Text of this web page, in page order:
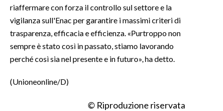
riaffermare con forza il controllo sul settore e la
vigilanza sull'Enac per garantire i massimi criteri di
trasparenza, efficacia e efficienza. «Purtroppo non
sempre è stato così in passato, stiamo lavorando
perché così sia nel presente e in futuro», ha detto.
(Unioneonline/D)
© Riproduzione riservata